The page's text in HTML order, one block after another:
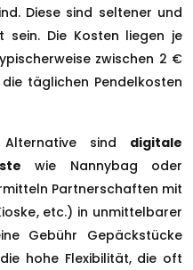
Diese sind seltener und
sein. Die Kosten liegen je
zwischen 2 €
täglichen Pendelkosten
Alternative sind digitale
wie Nannybag oder
Partnerschaften mit
etc.) in unmittelbarer
Gebühr Gepäckstücke
hohe Flexibilität, die oft